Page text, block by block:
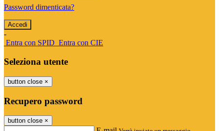
Password dimenticata?
-
Entra con SPID Entra con CIE
Seleziona utente
button close ×
Recupero password
button close ×